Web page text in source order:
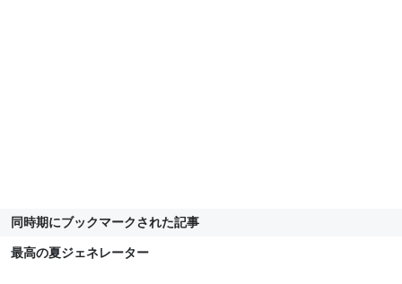
同時期にブックマークされた記事
最高の夏ジェネレーター